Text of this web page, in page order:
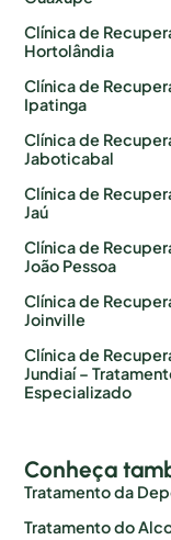
Clínica de
Hortolândia
Clínica de
Ipatinga
Clínica de
Jaboticabal
Clínica de
Jaú
Clínica de
João Pessoa
Clínica de
Joinville
Clínica de
Jundiaí –
Especializado
Conheça
Tratamento da
Tratamento do